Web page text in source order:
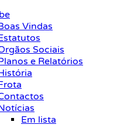
Vindas
Sociais
e Relatórios
Em lista